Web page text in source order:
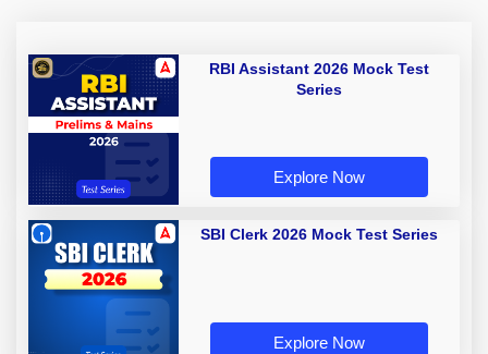
RBI Assistant 2026 Mock Test
Series
Explore Now
SBI Clerk 2026 Mock Test Series
Explore Now